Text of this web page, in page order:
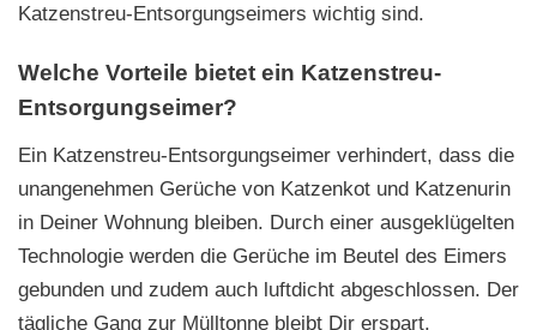
Katzenstreu-Entsorgungseimers wichtig sind.
Welche Vorteile bietet ein Katzenstreu-
Entsorgungseimer?
Ein Katzenstreu-Entsorgungseimer verhindert, dass die
unangenehmen Gerüche von Katzenkot und Katzenurin
in Deiner Wohnung bleiben. Durch einer ausgeklügelten
Technologie werden die Gerüche im Beutel des Eimers
gebunden und zudem auch luftdicht abgeschlossen. Der
tägliche Gang zur Mülltonne bleibt Dir erspart.